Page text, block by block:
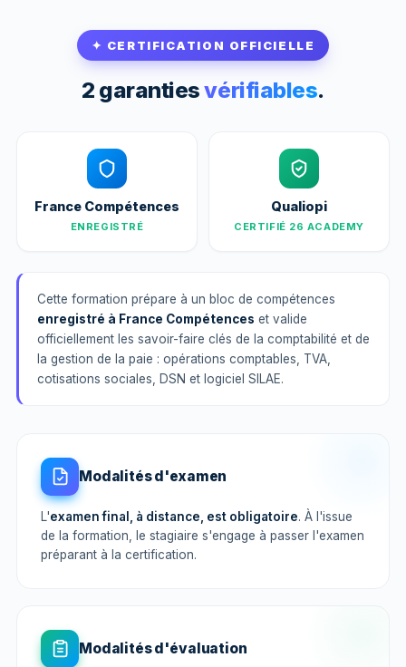
✦ CERTIFICATION OFFICIELLE
2 garantiesvérifiables.
France Compétences
ENREGISTRÉ
Qualiopi
CERTIFIÉ 26 ACADEMY
Cette formation prépare à un bloc de compétences
enregistré à France Compétences et valide
officiellement les savoir-faire clés de la comptabilité et de
la gestion de la paie : opérations comptables, TVA,
cotisations sociales, DSN et logiciel SILAE.
Modalités d'examen
L'examen final, à distance, est obligatoire. À l'issue
de la formation, le stagiaire s'engage à passer l'examen
préparant à la certification.
Modalités d'évaluation